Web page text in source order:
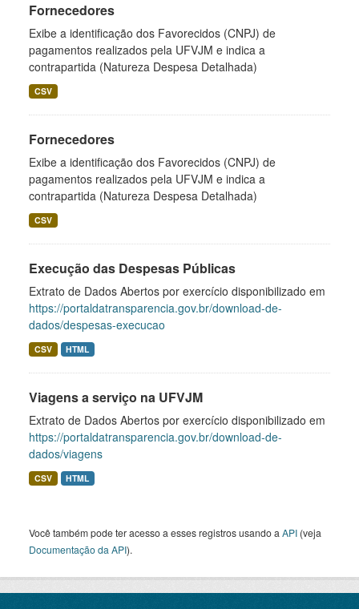
Fornecedores
Exibe a identificação dos Favorecidos (CNPJ) de
pagamentos realizados pela UFVJM e indica a
contrapartida (Natureza Despesa Detalhada)
CSV
Fornecedores
Exibe a identificação dos Favorecidos (CNPJ) de
pagamentos realizados pela UFVJM e indica a
contrapartida (Natureza Despesa Detalhada)
CSV
Execução das Despesas Públicas
Extrato de Dados Abertos por exercício disponibilizado em
https://portaldatransparencia.gov.br/download-de-
dados/despesas-execucao
CSV HTML
Viagens a serviço na UFVJM
Extrato de Dados Abertos por exercício disponibilizado em
https://portaldatransparencia.gov.br/download-de-
dados/viagens
CSV HTML
Você também pode ter acesso a esses registros usando a API (veja
Documentação da API).